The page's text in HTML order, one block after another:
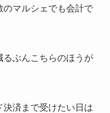
マルシェでも会計で
るぶんこちらのほうが
済まで受けたい日は